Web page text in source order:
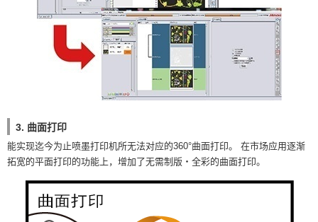
3. 曲面打印
能实现迄今为止喷墨打印机所无法对应的360°曲面打印。 在市场应用逐渐
拓宽的平面打印的功能上，增加了无需制版・全彩的曲面打印。